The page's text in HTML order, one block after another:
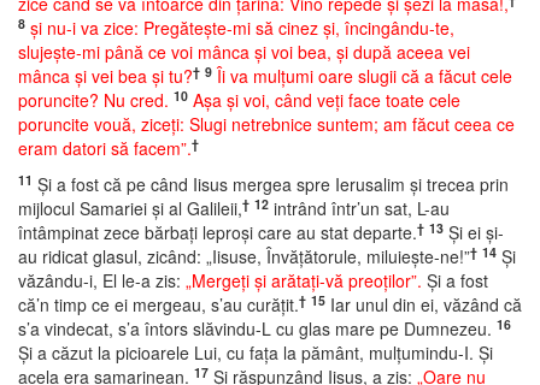
8 şi nu-i va zice: Pregăteşte-mi să cinez şi, încingându-te,
slujeşte-mi până ce voi mânca şi voi bea, şi după aceea vei
mânca şi vei bea şi tu?† 9 Îi va mulţumi oare slugii că a făcut cele
poruncite? Nu cred. 10 Aşa şi voi, când veţi face toate cele
poruncite vouă, ziceţi: Slugi netrebnice suntem; am făcut ceea ce
eram datori să facem”.†
11 Şi a fost că pe când Iisus mergea spre Ierusalim şi trecea prin
mijlocul Samariei şi al Galileii,† 12 intrând într’un sat, L-au
întâmpinat zece bărbaţi leproşi care au stat departe.† 13 Şi ei şi-
au ridicat glasul, zicând: „Iisuse, Învăţătorule, miluieşte-ne!”† 14 Şi
văzându-i, El le-a zis: „Mergeţi şi arătaţi-vă preoţilor”. Şi a fost
că’n timp ce ei mergeau, s’au curăţit.† 15 Iar unul din ei, văzând că
s’a vindecat, s’a întors slăvindu-L cu glas mare pe Dumnezeu. 16
Şi a căzut la picioarele Lui, cu faţa la pământ, mulţumindu-I. Şi
acela era samarinean. 17 Şi răspunzând Iisus, a zis: „Oare nu